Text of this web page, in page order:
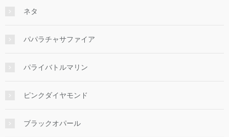
ネタ
パパラチャサファイア
パライバトルマリン
ピンクダイヤモンド
ブラックオパール